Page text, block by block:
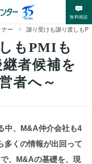
無料相談
ナー 譲り受けも譲り渡しも
もPMIも
者候補を
者へ～
中、M&A仲介会社も4
多くの情報が出回って
、M&Aの基礎を、現